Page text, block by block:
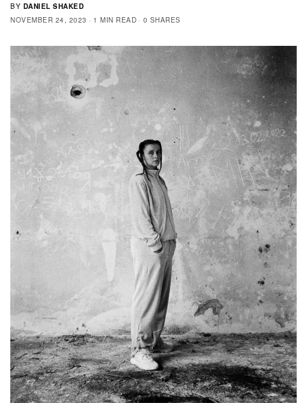
BY DANIEL SHAKED
NOVEMBER 24, 2023
1 MIN READ 0 SHARES